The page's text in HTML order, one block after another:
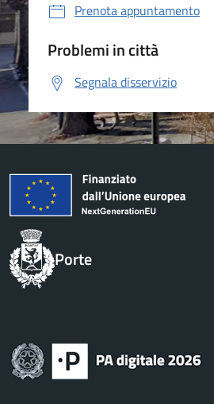
Prenota appuntamento
Problemi in città
Segnala disservizio
Porte